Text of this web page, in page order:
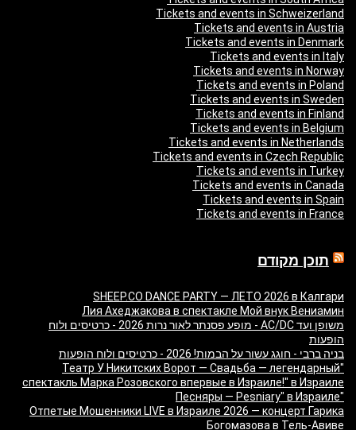
Tickets and events in Schweizerland
Tickets and events in Austria
Tickets and events in Denmark
Tickets and events in Italy
Tickets and events in Norway
Tickets and events in Poland
Tickets and events in Sweden
Tickets and events in Finland
Tickets and events in Belgium
Tickets and events in Netherlands
Tickets and events in Czech Republic
Tickets and events in Turkey
Tickets and events in Canada
Tickets and events in Spain
Tickets and events in France
תוכן מקודם
SHEEP.CO DANCE PARTY — ЛЕТО 2026 в Калгари
Лия Ахеджакова в спектакле Мой внук Вениамин
משופן ועד AC/DC - מופע פסנתר לאור נרות 2026 - כרטיסים ולוח
הופעות
בניה ברבי - חוגג עשור על הבמות! 2026 - כרטיסים ולוח הופעות
"Театр У Никитских Ворот — Свадьба — легендарный
спектакль Марка Розовского впервые в Израиле!" в Израиле
"Песняры — Pesniary" в Израиле
Отпетые Мошенники LIVE в Израиле 2026 — концерт Гарика
Богомазова в Тель-Авиве